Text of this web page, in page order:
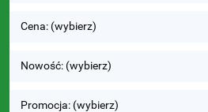
Cena: (wybierz)
Nowość: (wybierz)
Promocja: (wybierz)